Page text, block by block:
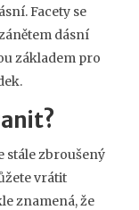
Facety se
dásní
základem pro
stále zbroušený
vrátit
znamená, že